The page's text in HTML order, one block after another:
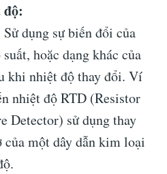
Sử dụng sự biến đổi của
hoặc dạng khác của
khi nhiệt độ thay đổi. Ví
nhiệt độ RTD (Resistor
Detector) sử dụng thay
một dây dẫn kim loại